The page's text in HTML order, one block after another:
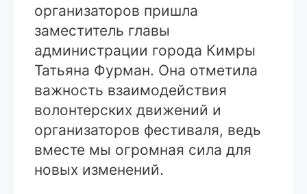
организаторов пришла
заместитель главы
администрации города Кимры
Татьяна Фурман. Она отметила
важность взаимодействия
волонтерских движений и
организаторов фестиваля, ведь
вместе мы огромная сила для
новых изменений.